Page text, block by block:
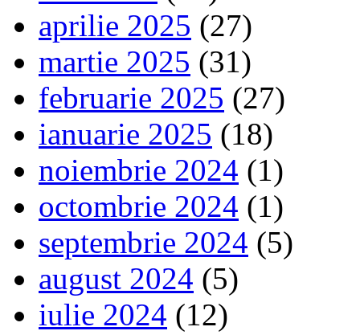
aprilie 2025 (27)
martie 2025 (31)
februarie 2025 (27)
ianuarie 2025 (18)
noiembrie 2024 (1)
octombrie 2024 (1)
septembrie 2024 (5)
august 2024 (5)
iulie 2024 (12)